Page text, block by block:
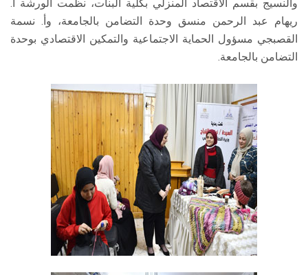
والنسيج بقسم الاقتصاد المنزلي بكلية البنات، نظمت الورشة أ.
ريهام عبد الرحمن منسق وحدة التضامن بالجامعة، وأ. نسمة
القصبجي مسؤول الحماية الاجتماعية والتمكين الاقتصادي بوحدة
التضامن بالجامعة.